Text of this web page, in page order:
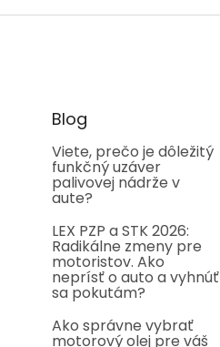
Blog
Viete, prečo je dôležitý
funkčný uzáver
palivovej nádrže v
aute?
LEX PZP a STK 2026:
Radikálne zmeny pre
motoristov. Ako
neprísť o auto a vyhnúť
sa pokutám?
Ako správne vybrať
motorový olej pre váš